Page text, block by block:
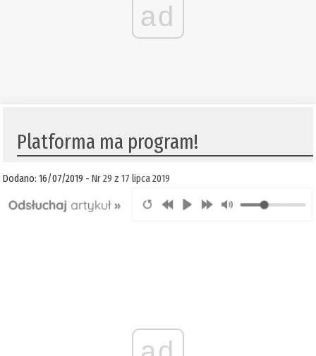
ad
Platforma ma program!
Dodano: 16/07/2019 -Nr 29 z 17 lipca 2019